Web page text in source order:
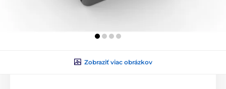
Zobraziť viac obrázkov